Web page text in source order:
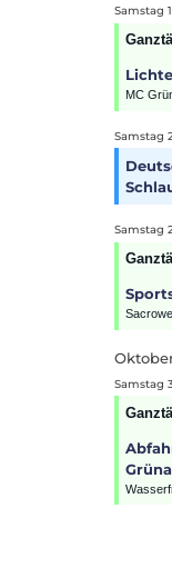
Samstag
MC
Samstag
Samstag
Samstag